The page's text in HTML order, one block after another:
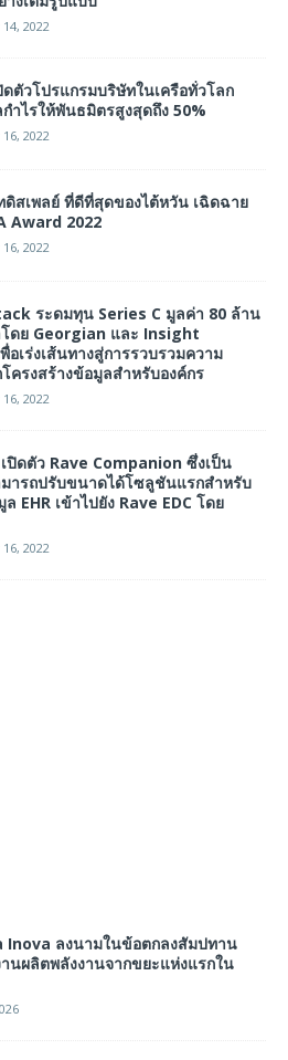
2022
ตัวโปรแกรมบริษัทในเครือทั่วโลก
ำไรให้พันธมิตรสูงสุดถึง 50%
2022
ดิสเพลย์ ที่ดีที่สุดของไต้หวัน เฉิดฉาย
Award 2022
2022
ระดมทุน Series C มูลค่า 80 ล้าน
ดย Georgian และ Insight
อเร่งเส้นทางสู่การรวบรวมความ
ครงสร้างข้อมูลสำหรับองค์กร
2022
ปิดตัว Rave Companion ซึ่งเป็น
ารถปรับขนาดได้โซลูชันแรกสำหรับ
EHR เข้าไปยัง Rave EDC โดย
2022
Inova ลงนามในข้อตกลงสัมปทาน
นผลิตพลังงานจากขยะแห่งแรกใน